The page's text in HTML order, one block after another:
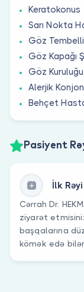
Keratokonus
Sarı Nokta
Göz
Göz Kapağı
Göz Kuruluğu
Alerjik
Behçet
Pasiyent
İlk
Cərrah Dr.
ziyarət
başqalarına
kömək edə